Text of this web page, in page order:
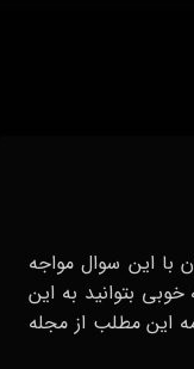
با این سوال مواجه
بتوانید به این
این مطلب از مجله